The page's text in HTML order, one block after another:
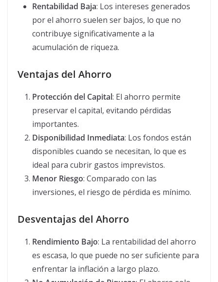
Rentabilidad Baja: Los intereses generados
por el ahorro suelen ser bajos, lo que no
contribuye significativamente a la
acumulación de riqueza.
Ventajas del Ahorro
Protección del Capital: El ahorro permite
preservar el capital, evitando pérdidas
importantes.
Disponibilidad Inmediata: Los fondos están
disponibles cuando se necesitan, lo que es
ideal para cubrir gastos imprevistos.
Menor Riesgo: Comparado con las
inversiones, el riesgo de pérdida es mínimo.
Desventajas del Ahorro
Rendimiento Bajo: La rentabilidad del ahorro
es escasa, lo que puede no ser suficiente para
enfrentar la inflación a largo plazo.